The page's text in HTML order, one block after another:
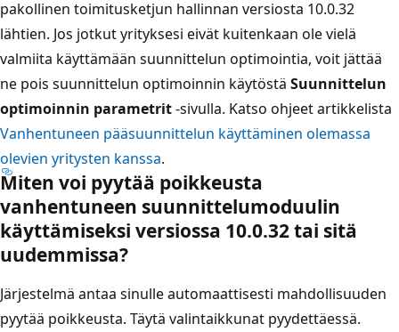
pakollinen toimitusketjun hallinnan versiosta 10.0.32
lähtien. Jos jotkut yrityksesi eivät kuitenkaan ole vielä
valmiita käyttämään suunnittelun optimointia, voit jättää
ne pois suunnittelun optimoinnin käytöstä Suunnittelun
optimoinnin parametrit-sivulla. Katso ohjeet artikkelista
Vanhentuneen pääsuunnittelun käyttäminen olemassa
olevien yritysten kanssa.
Miten voi pyytää poikkeusta
vanhentuneen suunnittelumoduulin
käyttämiseksi versiossa 10.0.32 tai sitä
uudemmissa?
Järjestelmä antaa sinulle automaattisesti mahdollisuuden
pyytää poikkeusta. Täytä valintaikkunat pyydettäessä.